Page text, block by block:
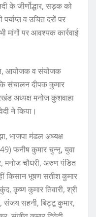
के जीर्णोद्धार, सड़क को
व उचित दरों पर
मांगों पर आवश्यक कार्रवाई
आयोजक व संयोजक
संचालन दीपक कुमार
अध्यक्ष मनोज कुशवाहा
ने किया।
भाजपा मंडल अध्यक्ष
फनीष कुमार चुन्नू, युवा
मनोज चौधरी, अरुण पंडित
किसान भूषण सतीश कुमार
कृष्ण कुमार तिवारी, श्री
संजय सहनी, बिट्टू कुमार,